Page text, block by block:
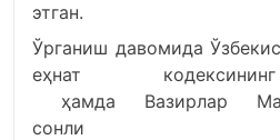
этган.
Ўрганиш давомида
еҳнат
кодексининг
ҳамда
Вазирлар
сонли